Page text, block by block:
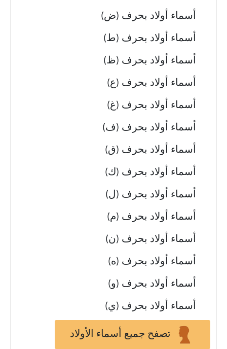
أسماء أولاد بحرف (ض)
أسماء أولاد بحرف (ط)
أسماء أولاد بحرف (ظ)
أسماء أولاد بحرف (ع)
أسماء أولاد بحرف (غ)
أسماء أولاد بحرف (ف)
أسماء أولاد بحرف (ق)
أسماء أولاد بحرف (ك)
أسماء أولاد بحرف (ل)
أسماء أولاد بحرف (م)
أسماء أولاد بحرف (ن)
أسماء أولاد بحرف (ه)
أسماء أولاد بحرف (و)
أسماء أولاد بحرف (ي)
تصفح جميع أسماء الأولاد